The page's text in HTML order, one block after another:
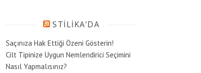
STILIKA’DA
Saçınıza Hak Ettiği Özeni Gösterin!
Cilt Tipinize Uygun Nemlendirici Seçimini
Nasıl Yapmalısınız?